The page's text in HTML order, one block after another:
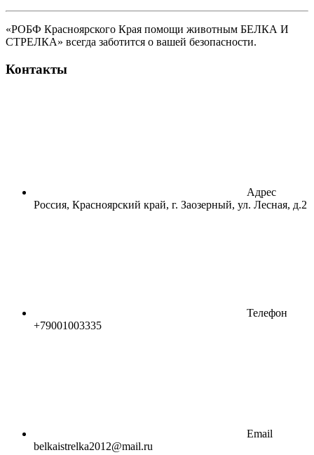
«РОБФ Красноярского Края помощи животным БЕЛКА И
СТРЕЛКА» всегда заботится о вашей безопасности.
Контакты
Адрес
Россия, Красноярский край, г. Заозерный, ул. Лесная, д.2
Телефон
+79001003335
Email
belkaistrelka2012@mail.ru